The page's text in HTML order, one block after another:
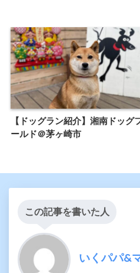
【ドッグラン紹介】湘南ドッグ
ールド＠茅ヶ崎市
この記事を書いた人
いくパパ&